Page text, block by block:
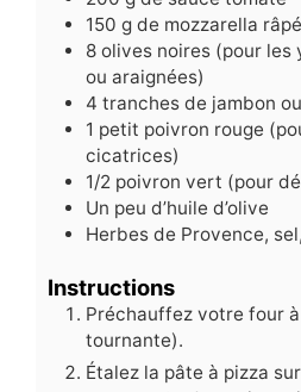
150 g de mozzarella
8 olives noires (pour les
ou araignées)
4 tranches de jambon
1 petit poivron rouge
cicatrices)
1/2 poivron vert (pour
Un peu d’huile d’olive
Herbes de Provence,
Instructions
Préchauffez votre four
tournante).
Étalez la pâte à pizza